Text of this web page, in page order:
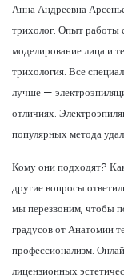
Анна Андреевна
трихолог. Опыт работы
моделирование лица и
трихология. Все
лучше —
отличиях.
популярных метода
Кому они подходят?
другие вопросы
мы перезвоним, чтобы
градусов от Анатомии
профессионализм.
лицензионных